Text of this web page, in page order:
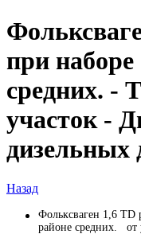
при наборе
средних. -
участок -
дизельных
Назад
Фольксваген 1,6 TD
районе средних. от